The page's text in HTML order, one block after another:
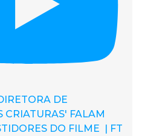
DE
CRIATURAS' FALAM
DO FILME | FT